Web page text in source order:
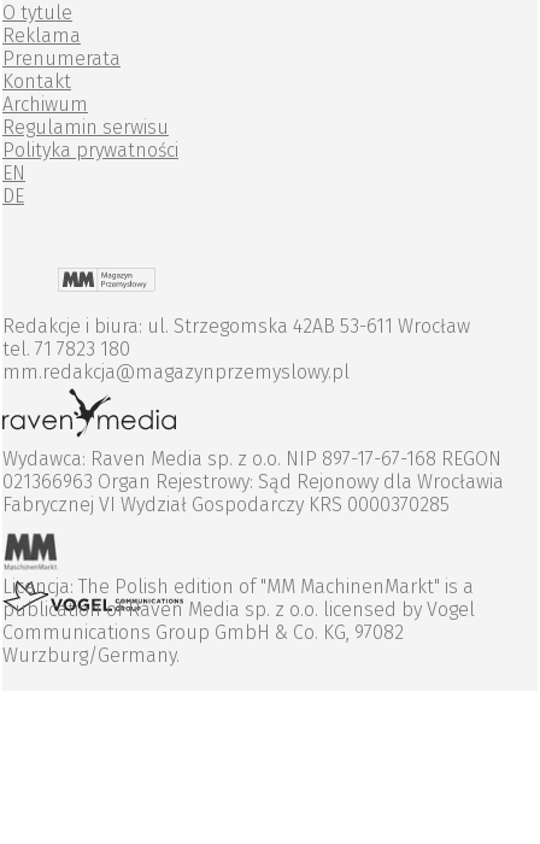
O tytule
Reklama
Prenumerata
Kontakt
Archiwum
Regulamin serwisu
Polityka prywatności
EN
DE
Redakcje i biura: ul. Strzegomska 42AB 53-611 Wrocław
tel. 71 7823 180
mm.redakcja@magazynprzemyslowy.pl
Wydawca: Raven Media sp. z o.o. NIP 897-17-67-168 REGON
021366963 Organ Rejestrowy: Sąd Rejonowy dla Wrocławia
Fabrycznej VI Wydział Gospodarczy KRS 0000370285
Licencja: The Polish edition of "MM MachinenMarkt" is a
publication of Raven Media sp. z o.o. licensed by Vogel
Communications Group GmbH & Co. KG, 97082
Wurzburg/Germany.